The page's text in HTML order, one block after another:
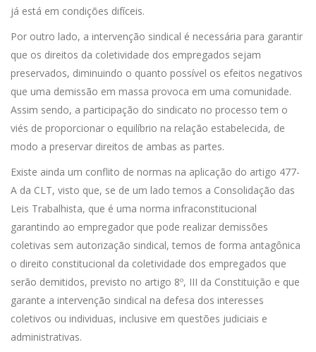
já está em condições difíceis.
Por outro lado, a intervenção sindical é necessária para garantir
que os direitos da coletividade dos empregados sejam
preservados, diminuindo o quanto possível os efeitos negativos
que uma demissão em massa provoca em uma comunidade.
Assim sendo, a participação do sindicato no processo tem o
viés de proporcionar o equilíbrio na relação estabelecida, de
modo a preservar direitos de ambas as partes.
Existe ainda um conflito de normas na aplicação do artigo 477-
A da CLT, visto que, se de um lado temos a Consolidação das
Leis Trabalhista, que é uma norma infraconstitucional
garantindo ao empregador que pode realizar demissões
coletivas sem autorização sindical, temos de forma antagônica
o direito constitucional da coletividade dos empregados que
serão demitidos, previsto no artigo 8º, III da Constituição e que
garante a intervenção sindical na defesa dos interesses
coletivos ou individuas, inclusive em questões judiciais e
administrativas.